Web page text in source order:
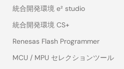
統合開発環境 e² studio
統合開発環境 CS+
Renesas Flash Programmer
MCU / MPU セレクションツール